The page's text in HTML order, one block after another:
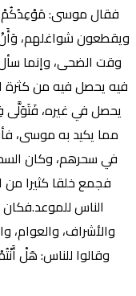
فقال موسى: مَوْعِدُكُمْ
ويقطعون شواغلهم،
وقت الضحى، وإنما
فيه يحصل فيه من كثرة
يحصل في غيره، فَتَوَلَّى
مما يكيد به موسى،
في سحرهم، وكان
فجمع خلقا كثيرا من
الناس للموعد.فكان
والأشراف، والعوام،
وقالوا للناس: هَلْ